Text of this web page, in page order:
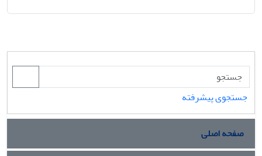
جستجوی پیشرفته
صفحه اصلی